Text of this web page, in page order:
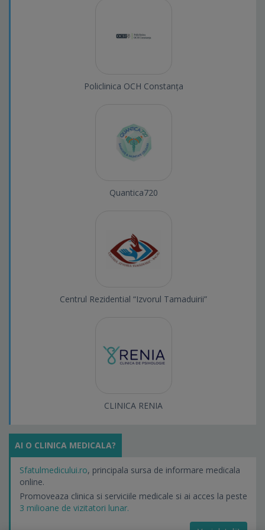
Policlinica OCH Constanța
Quantica720
Centrul Rezidential “Izvorul Tamaduirii”
CLINICA RENIA
AI O CLINICA MEDICALA?
Sfatulmedicului.ro, principala sursa de informare medicala
online.
Promoveaza clinica si serviciile medicale si ai acces la peste
3 milioane de vizitatori lunar.